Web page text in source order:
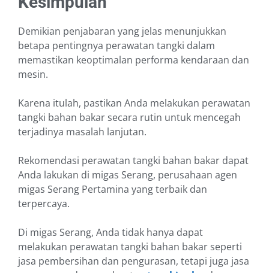
Demikian penjabaran yang jelas menunjukkan
betapa pentingnya perawatan tangki dalam
memastikan keoptimalan performa kendaraan dan
mesin.
Karena itulah, pastikan Anda melakukan perawatan
tangki bahan bakar secara rutin untuk mencegah
terjadinya masalah lanjutan.
Rekomendasi perawatan tangki bahan bakar dapat
Anda lakukan di migas Serang, perusahaan agen
migas Serang Pertamina yang terbaik dan
terpercaya.
Di migas Serang, Anda tidak hanya dapat
melakukan perawatan tangki bahan bakar seperti
jasa pembersihan dan pengurasan, tetapi juga jasa